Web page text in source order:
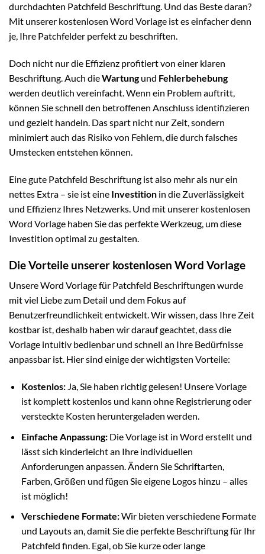
durchdachten Patchfeld Beschriftung. Und das Beste daran?
Mit unserer kostenlosen Word Vorlage ist es einfacher denn
je, Ihre Patchfelder perfekt zu beschriften.
Doch nicht nur die Effizienz profitiert von einer klaren
Beschriftung. Auch dieWartungund Fehlerbehebung
werden deutlich vereinfacht. Wenn ein Problem auftritt,
können Sie schnell den betroffenen Anschluss identifizieren
und gezielt handeln. Das spart nicht nur Zeit, sondern
minimiert auch das Risiko von Fehlern, die durch falsches
Umstecken entstehen können.
Eine gute Patchfeld Beschriftung ist also mehr als nur ein
nettes Extra – sie ist eine Investition in die Zuverlässigkeit
und Effizienz Ihres Netzwerks. Und mit unserer kostenlosen
Word Vorlage haben Sie das perfekte Werkzeug, um diese
Investition optimal zu gestalten.
Die Vorteile unserer kostenlosen Word Vorlage
Unsere Word Vorlage für Patchfeld Beschriftungen wurde
mit viel Liebe zum Detail und dem Fokus auf
Benutzerfreundlichkeit entwickelt. Wir wissen, dass Ihre Zeit
kostbar ist, deshalb haben wir darauf geachtet, dass die
Vorlage intuitiv bedienbar und schnell an Ihre Bedürfnisse
anpassbar ist. Hier sind einige der wichtigsten Vorteile:
Kostenlos:Ja, Sie haben richtig gelesen! Unsere Vorlage
ist komplett kostenlos und kann ohne Registrierung oder
versteckte Kosten heruntergeladen werden.
Einfache Anpassung:Die Vorlage ist in Word erstellt und
lässt sich kinderleicht an Ihre individuellen
Anforderungen anpassen. Ändern Sie Schriftarten,
Farben, Größen und fügen Sie eigene Logos hinzu – alles
ist möglich!
Verschiedene Formate:Wir bieten verschiedene Formate
und Layouts an, damit Sie die perfekte Beschriftung für Ihr
Patchfeld finden. Egal, ob Sie kurze oder lange